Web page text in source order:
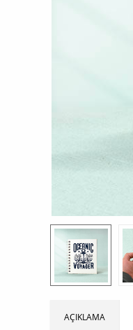
AÇIKLAMA